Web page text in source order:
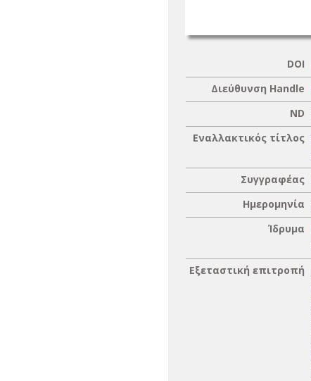
DOI
Διεύθυνση Handle
ND
Εναλλακτικός τίτλος
Συγγραφέας
Ημερομηνία
Ίδρυμα
Εξεταστική επιτροπή